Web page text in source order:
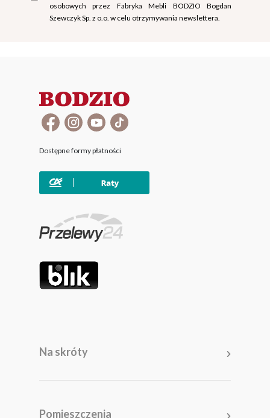
osobowych przez Fabryka Mebli BODZIO Bogdan
Szewczyk Sp. z o.o. w celu otrzymywania newslettera.
Dostępne formy płatności
Na skróty
Pomieszczenia
Pomieszczenia